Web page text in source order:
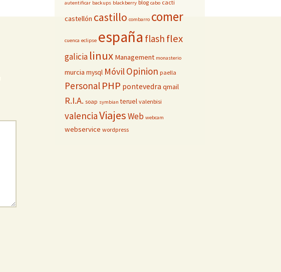
autentificar backups blackberry blog cabo cacti
castellón castillo combarro comer
cuenca eclipse españa flash flex
galicia linux Management monasterio
murcia mysql MóvilOpinion paella
Personal PHP pontevedra qmail
R.I.A. soap symbian teruel valenbisi
valenciaViajesWeb webcam
webservice wordpress